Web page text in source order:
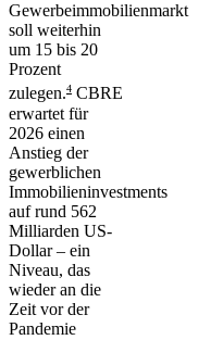
Gewerbeimmobilienmarkt
soll weiterhin
um 15 bis 20
Prozent
zulegen.4 CBRE
erwartet für
2026 einen
Anstieg der
gewerblichen
Immobilieninvestments
auf rund 562
Milliarden US-
Dollar – ein
Niveau, das
wieder an die
Zeit vor der
Pandemie